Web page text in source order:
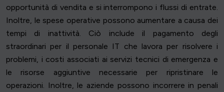
opportunità di vendita e si interrompono i flussi di entrate.
Inoltre, le spese operative possono aumentare a causa dei
tempi di inattività. Ciò include il pagamento degli
straordinari per il personale IT che lavora per risolvere i
problemi, i costi associati ai servizi tecnici di emergenza e
le risorse aggiuntive necessarie per ripristinare le
operazioni. Inoltre, le aziende possono incorrere in penali